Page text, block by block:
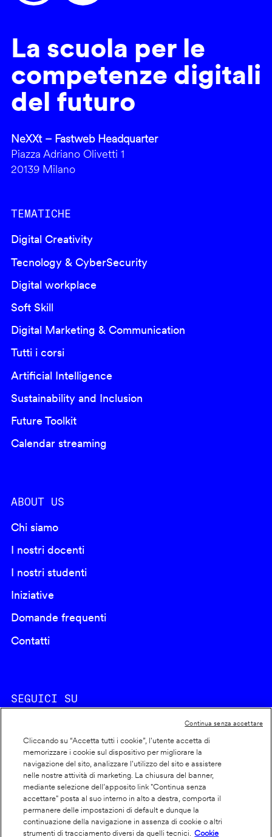
La scuola per le
competenze digitali
del futuro
NeXXt – Fastweb Headquarter
Piazza Adriano Olivetti 1
20139 Milano
TEMATICHE
Digital Creativity
Tecnology & CyberSecurity
Digital workplace
Soft Skill
Digital Marketing & Communication
Tutti i corsi
Artificial Intelligence
Sustainability and Inclusion
Future Toolkit
Calendar streaming
ABOUT US
Chi siamo
I nostri docenti
I nostri studenti
Iniziative
Domande frequenti
Contatti
SEGUICI SU
Footer
info
Cookie policy
Dichiarazione di accessibilità
Privacy
Cliccando su “Accetta tutti i cookie”, l'utente accetta di
memorizzare i cookie sul dispositivo per migliorare la
navigazione del sito, analizzare l'utilizzo del sito e assistere
nelle nostre attività di marketing. La chiusura del banner,
mediante selezione dell’apposito link "Continua senza
accettare" posta al suo interno in alto a destra, comporta il
permanere delle impostazioni di default e dunque la
continuazione della navigazione in assenza di cookie o altri
strumenti di tracciamento diversi da quelli tecnici.
Cookie
Continua senza accettare